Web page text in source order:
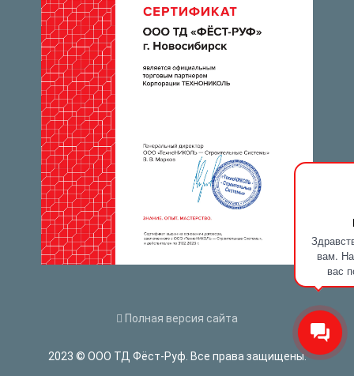
вам.
вас
Полная версия сайта
2023 © ООО ТД Фёст-Руф. Все права защищены.